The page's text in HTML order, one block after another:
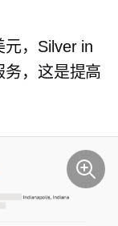
，Silver in
，这是提高